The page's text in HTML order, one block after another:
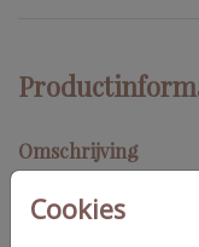
Cookies
Omschrijving
hoogglans lak is